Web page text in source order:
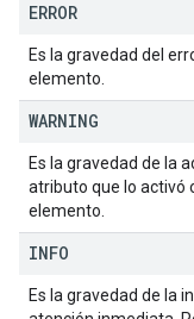
ERROR
Es la gravedad del
elemento.
WARNING
Es la gravedad de la
atributo que lo activó
elemento.
INFO
Es la gravedad de la